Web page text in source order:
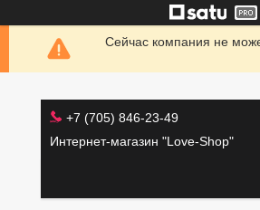
Сейчас компания не
+7 (705) 846-23-49
Интернет-магазин "Love-Shop"